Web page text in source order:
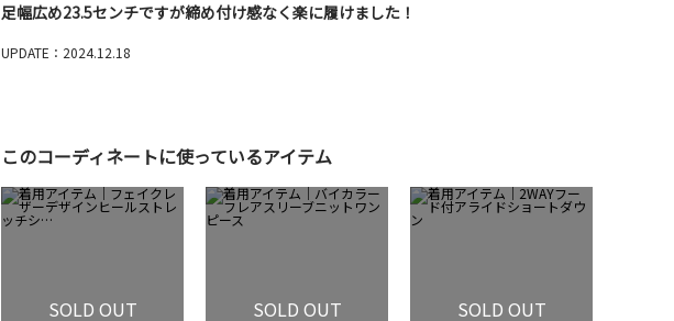
足幅広め23.5センチですが締め付け感なく楽に履けました！
UPDATE：2024.12.18
このコーディネートに使っているアイテム
SOLD OUT SOLD OUT SOLD OUT